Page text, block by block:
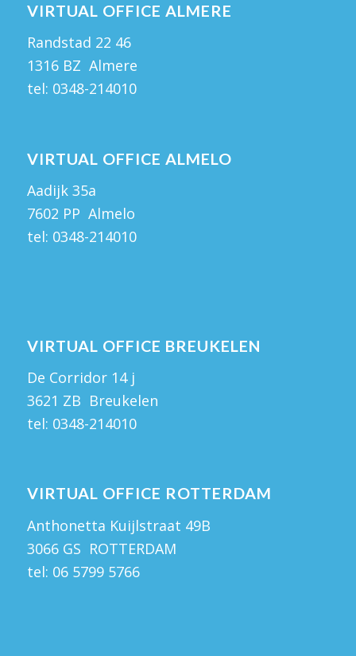
VIRTUAL OFFICE ALMERE
Randstad 22 46
1316 BZ Almere
tel: 0348-214010
VIRTUAL OFFICE ALMELO
Aadijk 35a
7602 PP Almelo
tel: 0348-214010
VIRTUAL OFFICE BREUKELEN
De Corridor 14 j
3621 ZB Breukelen
tel: 0348-214010
VIRTUAL OFFICE ROTTERDAM
Anthonetta Kuijlstraat 49B
3066 GS ROTTERDAM
tel: 06 5799 5766